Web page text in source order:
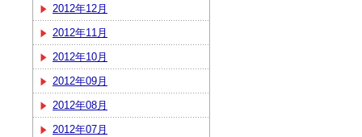
2012年12月
2012年11月
2012年10月
2012年09月
2012年08月
2012年07月